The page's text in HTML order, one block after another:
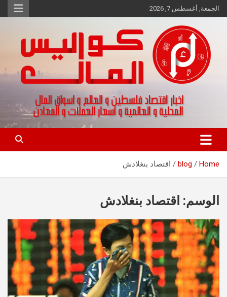
Skip
to
الجمعة, أغسطس 7, 2026
كواليس المال
اخبار اقتصاد فلسطين و العالم و تقارير اسواق المال و العملات
Home
blog اقتصاد بنغلادش
الوسم: اقتصاد بنغلادش